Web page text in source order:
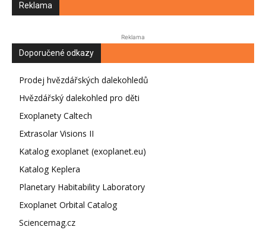
Reklama
Reklama
Doporučené odkazy
Prodej hvězdářských dalekohledů
Hvězdářský dalekohled pro děti
Exoplanety Caltech
Extrasolar Visions II
Katalog exoplanet (exoplanet.eu)
Katalog Keplera
Planetary Habitability Laboratory
Exoplanet Orbital Catalog
Sciencemag.cz